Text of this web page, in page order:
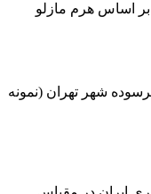
اساس هرم مازلو
شهر تهران (نمونه